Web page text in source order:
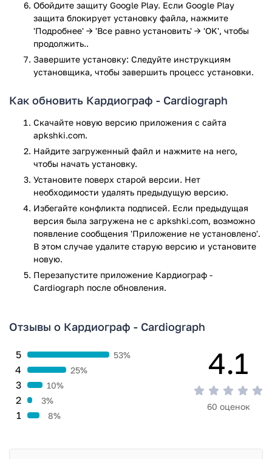
Android Wear, который даёт возможность измерять пульс с
помощью датчика встроенного в SmartWatch, что делает
его использование максимально удобным, при настройке
проверки по завершению тренировки или же во время
неё.
измерение только при налии встроенной вспышки, если
таковой нет, то тогда вам придётся провести измерение
вблизи источника света или на ярком солнце.
больницу, выстаивать длинные очереди и платить каждый
раз деньги. Достаточно один раз скачать бесплатно
приложение на телефон и постоянно проверять состояние
своего здоровья. С Кардиографом вы можете быть уверены
в том, что никакие даже минимальные изменения не
останутся без внимания, что позволит вам вовремя
обратиться за квалифицированной помощью специалиста
и вылечить заболевания на начальной стадии.
Приложение Кардиограф - Cardiograph прошло проверку
антивирусом VirusTotal. В результате проверки по всем
Обойдите защиту Google Play. Если Google Play
защита блокирует установку файла, нажмите
'Подробнее' → 'Все равно установить' → 'OK', чтобы
продолжить..
Завершите установку: Следуйте инструкциям
установщика, чтобы завершить процесс установки.
Как обновить Кардиограф - Cardiograph
Скачайте новую версию приложения с сайта
apkshki.com.
Найдите загруженный файл и нажмите на него,
чтобы начать установку.
Установите поверх старой версии. Нет
необходимости удалять предыдущую версию.
Избегайте конфликта подписей. Если предыдущая
версия была загружена не с apkshki.com, возможно
появление сообщения 'Приложение не установлено'.
В этом случае удалите старую версию и установите
новую.
Перезапустите приложениe Кардиограф -
Cardiograph после обновления.
Отзывы о Кардиограф - Cardiograph
1 8%
2 3%
3 10%
4 25%
5 53% 4.1
60 оценок